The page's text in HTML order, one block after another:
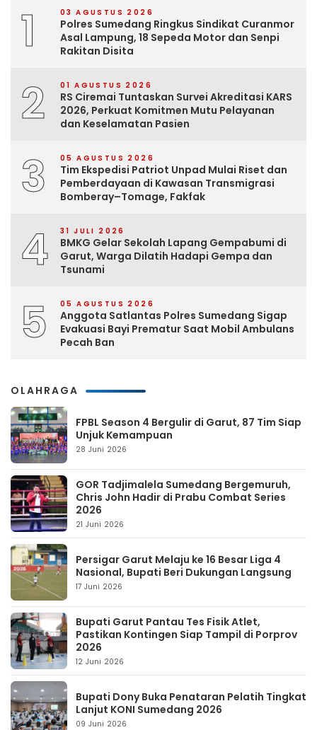
1 03 AGUSTUS 2026
Polres Sumedang Ringkus Sindikat Curanmor
Asal Lampung, 18 Sepeda Motor dan Senpi
Rakitan Disita
2 01 AGUSTUS 2026
RS Ciremai Tuntaskan Survei Akreditasi KARS
2026, Perkuat Komitmen Mutu Pelayanan
dan Keselamatan Pasien
3 05 AGUSTUS 2026
Tim Ekspedisi Patriot Unpad Mulai Riset dan
Pemberdayaan di Kawasan Transmigrasi
Bomberay–Tomage, Fakfak
4 31 JULI 2026
BMKG Gelar Sekolah Lapang Gempabumi di
Garut, Warga Dilatih Hadapi Gempa dan
Tsunami
5 05 AGUSTUS 2026
Anggota Satlantas Polres Sumedang Sigap
Evakuasi Bayi Prematur Saat Mobil Ambulans
Pecah Ban
OLAHRAGA
FPBL Season 4 Bergulir di Garut, 87 Tim Siap
Unjuk Kemampuan
28 Juni 2026
GOR Tadjimalela Sumedang Bergemuruh,
Chris John Hadir di Prabu Combat Series
2026
21 Juni 2026
Persigar Garut Melaju ke 16 Besar Liga 4
Nasional, Bupati Beri Dukungan Langsung
17 Juni 2026
Bupati Garut Pantau Tes Fisik Atlet,
Pastikan Kontingen Siap Tampil di Porprov
2026
12 Juni 2026
Bupati Dony Buka Penataran Pelatih Tingkat
Lanjut KONI Sumedang 2026
09 Juni 2026